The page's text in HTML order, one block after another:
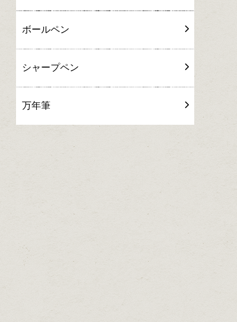
ボールペン
シャープペン
万年筆